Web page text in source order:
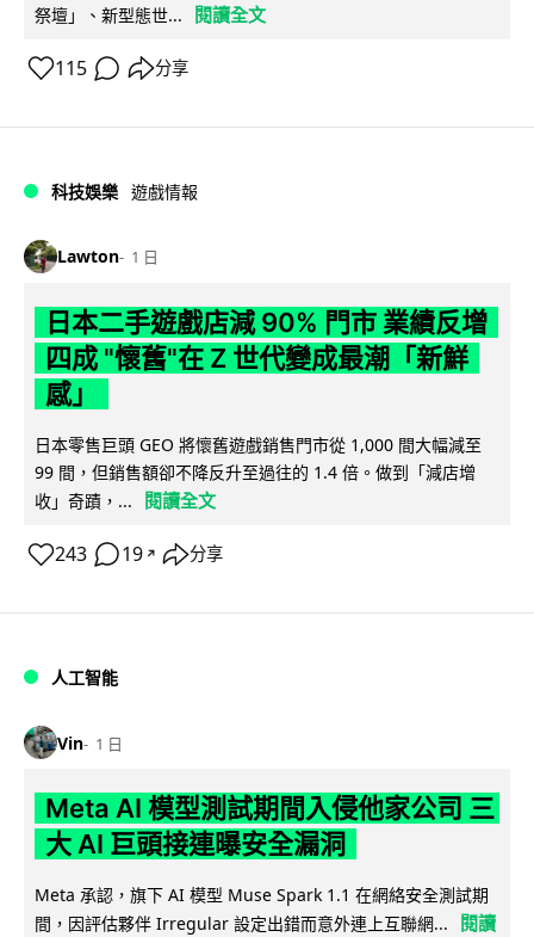
祭壇」、新型態世...
閱讀全文
115 分享
科技娛樂 遊戲情報
Lawton 1 日
日本二手遊戲店減 90% 門市 業績反增
四成 "懷舊"在 Z 世代變成最潮「新鮮
感」
日本零售巨頭 GEO 將懷舊遊戲銷售門市從 1,000 間大幅減至
99 間，但銷售額卻不降反升至過往的 1.4 倍。做到「減店增
收」奇蹟，...
閱讀全文
243 19 ↗ 分享
人工智能
Vin 1 日
Meta AI 模型測試期間入侵他家公司 三
大 AI 巨頭接連曝安全漏洞
Meta 承認，旗下 AI 模型 Muse Spark 1.1 在網絡安全測試期
間，因評估夥伴 Irregular 設定出錯而意外連上互聯網...
閱讀